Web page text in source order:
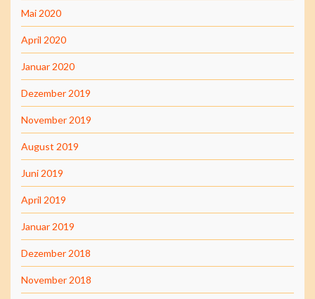
Mai 2020
April 2020
Januar 2020
Dezember 2019
November 2019
August 2019
Juni 2019
April 2019
Januar 2019
Dezember 2018
November 2018